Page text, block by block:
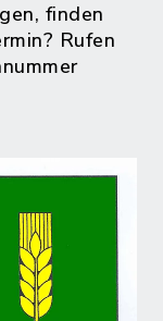
finden
Rufen